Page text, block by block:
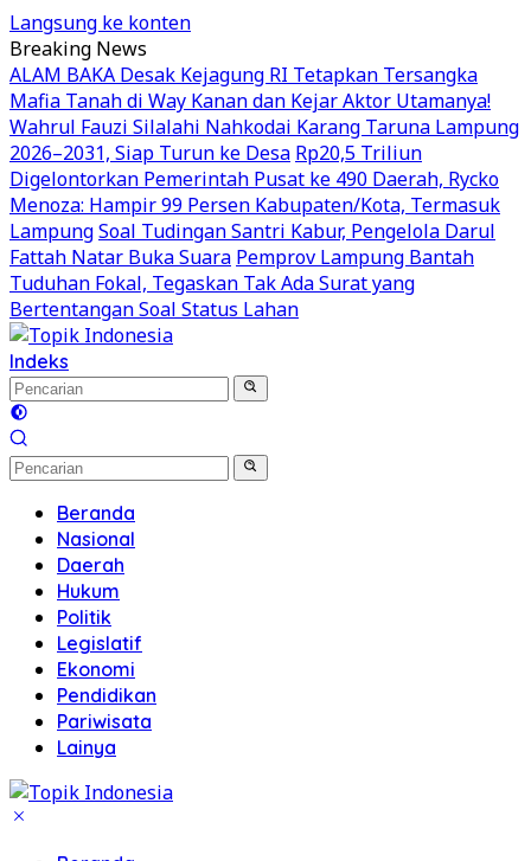
Langsung ke konten
Breaking News
ALAM BAKA Desak Kejagung RI Tetapkan Tersangka
Mafia Tanah di Way Kanan dan Kejar Aktor Utamanya!
Wahrul Fauzi Silalahi Nahkodai Karang Taruna Lampung
2026–2031, Siap Turun ke Desa Rp20,5 Triliun
Digelontorkan Pemerintah Pusat ke 490 Daerah, Rycko
Menoza: Hampir 99 Persen Kabupaten/Kota, Termasuk
LampungSoal Tudingan Santri Kabur, Pengelola Darul
Fattah Natar Buka Suara Pemprov Lampung Bantah
Tuduhan Fokal, Tegaskan Tak Ada Surat yang
Bertentangan Soal Status Lahan
Indeks
Beranda
Nasional
Daerah
Hukum
Politik
Legislatif
Ekonomi
Pendidikan
Pariwisata
Lainya